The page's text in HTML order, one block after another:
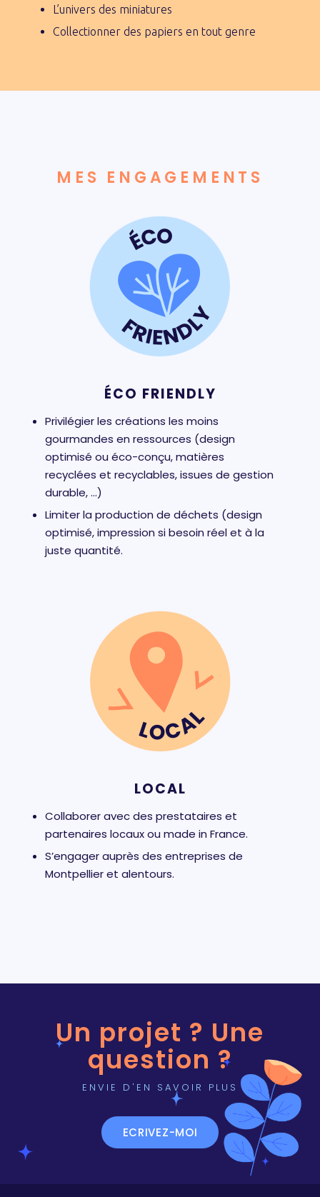
L’univers des miniatures
Collectionner des papiers en tout genre
MES ENGAGEMENTS
ÉCO FRIENDLY
Privilégier les créations les moins
gourmandes en ressources (design
optimisé ou éco-conçu, matières
recyclées et recyclables, issues de gestion
durable, …)
Limiter la production de déchets (design
optimisé, impression si besoin réel et à la
juste quantité.
LOCAL
Collaborer avec des prestataires et
partenaires locaux ou made in France.
S’engager auprès des entreprises de
Montpellier et alentours.
Un projet ? Une
question ?
ENVIE D'EN SAVOIR PLUS
ECRIVEZ-MOI